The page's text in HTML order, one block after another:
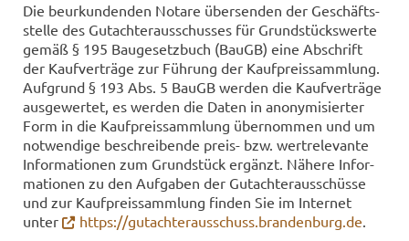
Die be­ur­kun­den­den No­ta­re über­sen­den der Ge­schäfts­
stel­le des Gut­ach­ter­aus­schus­ses für Grund­stücks­wer­te
gemäß § 195 Bau­ge­setz­buch (BauGB) eine Ab­schrift
der Kauf­ver­trä­ge zur Füh­rung der Kauf­preis­samm­lung.
Auf­grund § 193 Abs. 5 BauGB wer­den die Kauf­ver­trä­ge
aus­ge­wer­tet, es wer­den die Daten in an­ony­mi­sier­ter
Form in die Kauf­preis­samm­lung über­nom­men und um
not­wen­di­ge be­schrei­ben­de preis-​ bzw. wert­re­le­van­te
In­for­ma­tio­nen zum Grund­stück er­gänzt. Nä­he­re In­for­
ma­tio­nen zu den Auf­ga­ben der Gut­ach­ter­aus­schüs­se
und zur Kauf­preis­samm­lung fin­den Sie im In­ter­net
unter
https://gut­ach­ter­aus­schuss.bran­den­burg.de.